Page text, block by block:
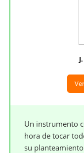
Un instrumento
hora de tocar
su